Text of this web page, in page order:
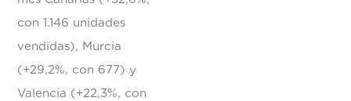
con 1.146 unidades
vendidas), Murcia
(+29,2%, con 677) y
Valencia (+22,3%, con